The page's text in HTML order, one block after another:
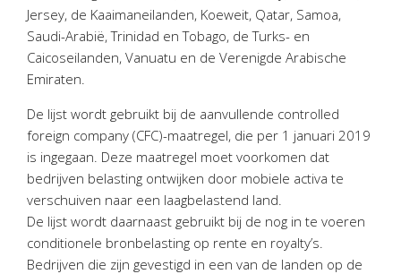
Belastingadvies Purmerend
Online boekhouden
Nieuwsbrief
Nieuwsoverzicht
Handige links
Downloads
Contact
Jersey, de Kaaimaneilanden, Koeweit, Qatar, Samoa,
Saudi-Arabië, Trinidad en Tobago, de Turks- en
Caicoseilanden, Vanuatu en de Verenigde Arabische
Emiraten.
De lijst wordt gebruikt bij de aanvullende controlled
foreign company (CFC)-maatregel, die per 1 januari 2019
is ingegaan. Deze maatregel moet voorkomen dat
bedrijven belasting ontwijken door mobiele activa te
verschuiven naar een laagbelastend land.
De lijst wordt daarnaast gebruikt bij de nog in te voeren
conditionele bronbelasting op rente en royalty’s.
Bedrijven die zijn gevestigd in een van de landen op de